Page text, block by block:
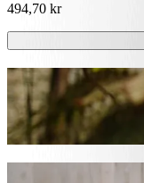
494,70 kr
Scootrar eller
Ta dig runt i Västerås
Ladda ner Bolt-appen
Ta dig från